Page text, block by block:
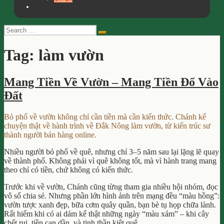
Search
for:
Search
Tag: làm vườn
Mang Tiền Về Vườn – Mang Tiền Đổ Vào
Đất
Bỏ phố về vườn không chỉ cần tiền mà cần kiến thức. Chánh kể
chuyện thật về hành trình về Đắk Nông làm vườn, từ kiến trúc sư
thành người bán hàng online.
Nhiều người bỏ phố về quê, nhưng chỉ 3–5 năm sau lại lặng lẽ quay
về thành phố. Không phải vì quê không tốt, mà vì hành trang mang
theo chỉ có tiền, chứ không có kiến thức.
Trước khi về vườn, Chánh cũng từng tham gia nhiều hội nhóm, đọc
vô số chia sẻ. Nhưng phần lớn hình ảnh trên mạng đều “màu hồng”:
vườn tược xanh đẹp, bữa cơm quây quần, bạn bè tụ họp chữa lành.
Rất hiếm khi có ai dám kể thật những ngày “màu xám” – khi cây